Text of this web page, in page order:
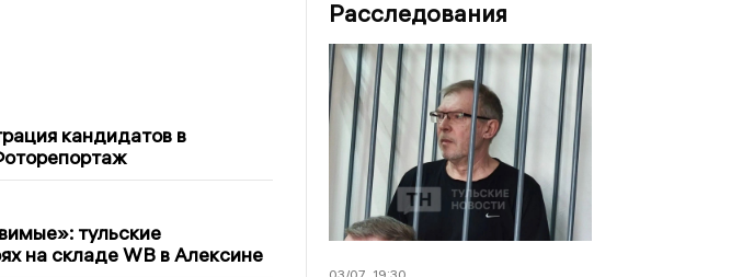
кандидатов в
тульские
на складе WB в Алексине
Расследования